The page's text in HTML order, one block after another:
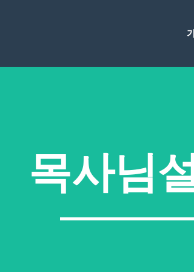
목사님